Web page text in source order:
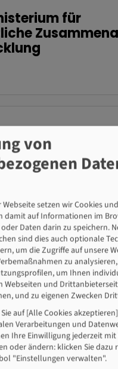
für
Global gGmbH
von
Webseite setzen wir Cookies
damit auf Informationen im
Daten darin zu speichern.
sind dies auch optionale
um die Zugriffe auf unsere
zu
um Ihnen
Webseiten und
und zu eigenen Zwecken
auf [Alle Cookies
Verarbeitungen und
Ihre Einwilligung jederzeit
oder ändern: klicken Sie dazu
"Einstellungen verwalten".